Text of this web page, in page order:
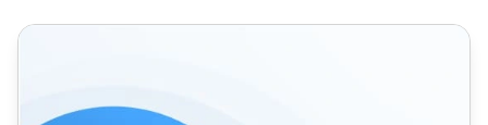
Vragen voor klanttevredenheidsonderzoeken